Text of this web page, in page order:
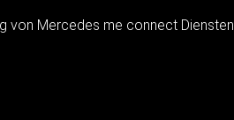
von Mercedes me connect Diensten